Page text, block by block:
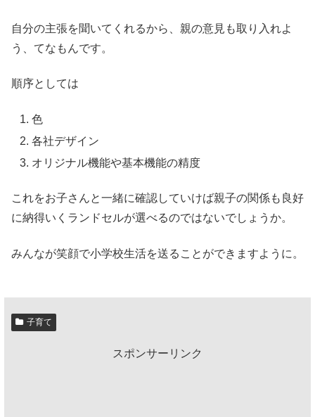
自分の主張を聞いてくれるから、親の意見も取り入れよ
う、てなもんです。
順序としては
色
各社デザイン
オリジナル機能や基本機能の精度
これをお子さんと一緒に確認していけば親子の関係も良好
に納得いくランドセルが選べるのではないでしょうか。
みんなが笑顔で小学校生活を送ることができますように。
子育て
スポンサーリンク